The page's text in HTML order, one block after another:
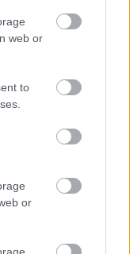
web or
to
or
2005-ben úgy
március második
hogy a napfényes
az operációs
kellett készíteni.
kiderül, ezek a